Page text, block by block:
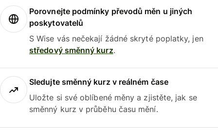
Porovnejte podmínky převodů měn u jiných
poskytovatelů
S Wise vás nečekají žádné skryté poplatky, jen
středový směnný kurz.
Sledujte směnný kurz v reálném čase
Uložte si své oblíbené měny a zjistěte, jak se
směnný kurz v průběhu času mění.